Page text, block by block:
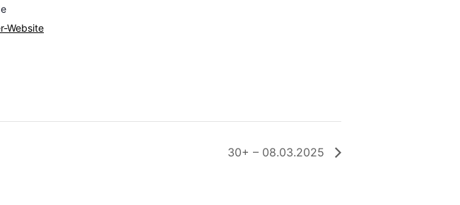
Website
30+ – 08.03.2025